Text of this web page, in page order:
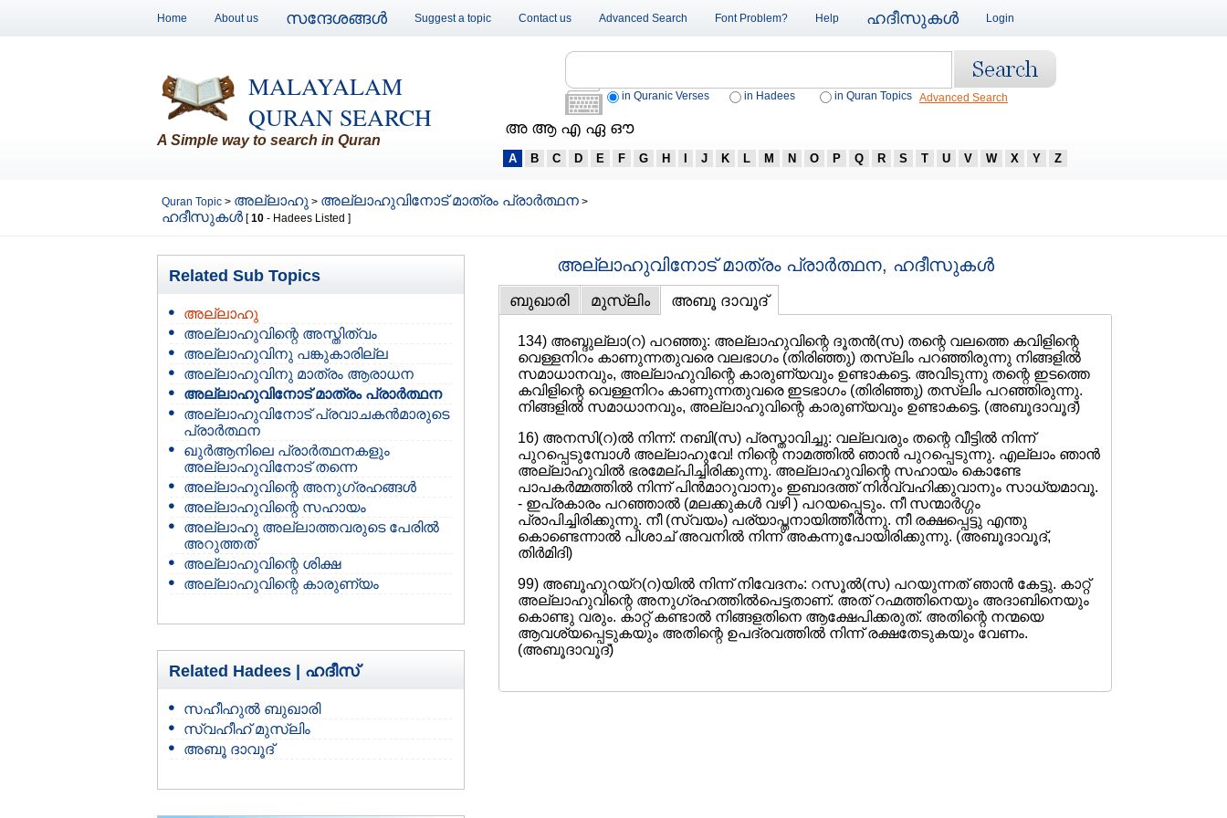
Home About us സന്ദേശങ്ങള്‍ Suggest a topic Contact us Advanced Search Font Problem? Help ഹദീസുകള്‍ Login
MALAYALAM
QURAN SEARCH
A Simple way to search in Quran
in Quranic Verses in Hadees in Quran Topics Advanced Search
അ ആ എ ഏ ഔ
A B C D E F G H J K L M N O P Q R S T U V W X Y Z
Quran Topic > അല്ലാഹു > അല്ലാഹുവിനോട് മാത്രം പ്രാര്‍ത്ഥന >
ഹദീസുകള്‍ [10 - Hadees Listed ]
Related Sub Topics
അല്ലാഹു
അല്ലാഹുവിന്റെ അസ്തിത്വം
അല്ലാഹുവിനു പങ്കുകാരില്ല
അല്ലാഹുവിനു മാത്രം ആരാധന
അല്ലാഹുവിനോട് മാത്രം പ്രാര്‍ത്ഥന
അല്ലാഹുവിനോട് പ്രവാചകന്‍മാരുടെ
പ്രാര്‍ത്ഥന
ഖുര്‍ആനിലെ പ്രാര്‍ത്ഥനകളും
അല്ലാഹുവിനോട് തന്നെ
അല്ലാഹുവിന്റെ അനുഗ്രഹങ്ങള്‍
അല്ലാഹുവിന്റെ സഹായം
അല്ലാഹു അല്ലാത്തവരുടെ പേരില്‍
അറുത്തത്
അല്ലാഹുവിന്റെ ശിക്ഷ
അല്ലാഹുവിന്റെ കാരുണ്യം
Related Hadees | ഹദീസ്
സഹീഹുല്‍ ബുഖാരി
സ്വഹീഹ് മുസ്‌ലിം
അബൂ ദാവൂദ്
അല്ലാഹുവിനോട് മാത്രം പ്രാര്‍ത്ഥന, ഹദീസുകള്‍
ബുഖാരി മുസ്‌ലിം അബൂ ദാവൂദ്
134) അബ്ദുല്ലാ(റ) പറഞ്ഞു: അല്ലാഹുവിന്റെ ദൂതന്‍(സ) തന്റെ വലത്തെ കവിളിന്റെ
വെള്ളനിറം കാണുന്നതുവരെ വലഭാഗം (തിരിഞ്ഞു) തസ്ലിം പറഞ്ഞിരുന്നു നിങ്ങളില്‍
സമാധാനവും, അല്ലാഹുവിന്റെ കാരുണ്യവും ഉണ്ടാകട്ടെ. അവിടുന്നു തന്റെ ഇടത്തെ
കവിളിന്റെ വെള്ളനിറം കാണുന്നതുവരെ ഇടഭാഗം (തിരിഞ്ഞു) തസ്ലിം പറഞ്ഞിരുന്നു.
നിങ്ങളില്‍ സമാധാനവും, അല്ലാഹുവിന്റെ കാരുണ്യവും ഉണ്ടാകട്ടെ. (അബൂദാവൂദ്)
16) അനസി(റ)ല്‍ നിന്ന്: നബി(സ) പ്രസ്താവിച്ചു: വല്ലവരും തന്റെ വീട്ടില്‍ നിന്ന്
പുറപ്പെടുമ്പോള്‍ അല്ലാഹുവേ! നിന്റെ നാമത്തില്‍ ഞാന്‍ പുറപ്പെടുന്നു. എല്ലാം ഞാന്‍
അല്ലാഹുവില്‍ ഭരമേല്പിച്ചിരിക്കുന്നു. അല്ലാഹുവിന്റെ സഹായം കൊണ്ടേ
പാപകര്‍മ്മത്തില്‍ നിന്ന് പിന്‍മാറുവാനും ഇബാദത്ത് നിര്‍വ്വഹിക്കുവാനും സാധ്യമാവൂ.
- ഇപ്രകാരം പറഞ്ഞാല്‍ (മലക്കുകള്‍ വഴി ) പറയപ്പെടും. നീ സന്മാര്‍ഗ്ഗം
പ്രാപിച്ചിരിക്കുന്നു. നീ (സ്വയം) പര്യാപ്തനായിത്തീര്‍ന്നു. നീ രക്ഷപ്പെട്ടു എന്തു
കൊണ്ടെന്നാല്‍ പിശാച് അവനില്‍ നിന്ന് അകന്നുപോയിരിക്കുന്നു. (അബൂദാവൂദ്,
തിര്‍മിദി)
99) അബൂഹുറയ്റ(റ)യില്‍ നിന്ന് നിവേദനം: റസൂല്‍(സ) പറയുന്നത് ഞാന്‍ കേട്ടു. കാറ്റ്
അല്ലാഹുവിന്റെ അനുഗ്രഹത്തില്‍പെട്ടതാണ്. അത് റഹ്മത്തിനെയും അദാബിനെയും
കൊണ്ടു വരും. കാറ്റ് കണ്ടാല്‍ നിങ്ങളതിനെ ആക്ഷേപിക്കരുത്. അതിന്റെ നന്മയെ
ആവശ്യപ്പെടുകയും അതിന്റെ ഉപദ്രവത്തില്‍ നിന്ന് രക്ഷതേടുകയും വേണം.
(അബൂദാവൂദ്)